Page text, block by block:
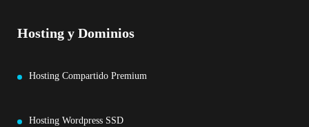
Hosting y Dominios
Hosting Compartido Premium
Hosting Wordpress SSD